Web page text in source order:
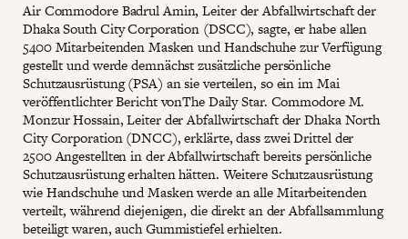
Air Commodore Badrul Amin, Leiter der Abfallwirtschaft der
Dhaka South City Corporation (DSCC), sagte, er habe allen
5400 Mitarbeitenden Masken und Handschuhe zur Verfügung
gestellt und werde demnächst zusätzliche persönliche
Schutzausrüstung (PSA) an sie verteilen, so ein im Mai
veröffentlichter Bericht vonThe Daily Star. Commodore M.
Monzur Hossain, Leiter der Abfallwirtschaft der Dhaka North
City Corporation (DNCC), erklärte, dass zwei Drittel der
2500 Angestellten in der Abfallwirtschaft bereits persönliche
Schutzausrüstung erhalten hätten. Weitere Schutzausrüstung
wie Handschuhe und Masken werde an alle Mitarbeitenden
verteilt, während diejenigen, die direkt an der Abfallsammlung
beteiligt waren, auch Gummistiefel erhielten.